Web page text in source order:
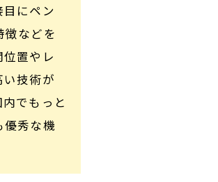
にペン
などを
置やレ
技術が
でもっと
秀な機